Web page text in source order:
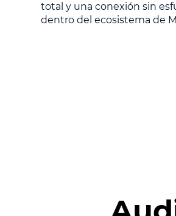
total y una conexión sin
dentro del ecosistema de